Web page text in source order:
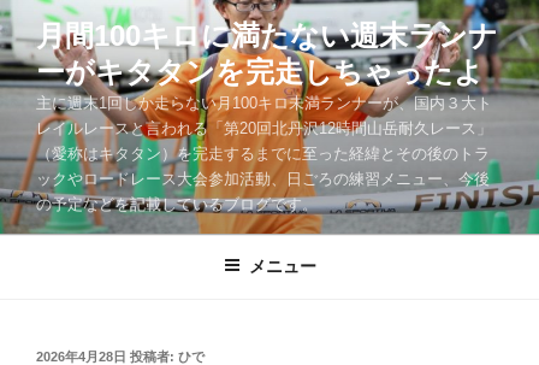
コ
ン
テ
へ
ス
キ
月間100キロに満たない週末ランナ
ーがキタタンを完走しちゃったよ
主に週末1回しか走らない月100キロ未満ランナーが、国内３大ト
レイルレースと言われる「第20回北丹沢12時間山岳耐久レース」
（愛称はキタタン）を完走するまでに至った経緯とその後のトラ
ックやロードレース大会参加活動、日ごろの練習メニュー、今後
の予定などを記載しているブログです。
メニュー
投
2026年4月28日 投稿者: ひで